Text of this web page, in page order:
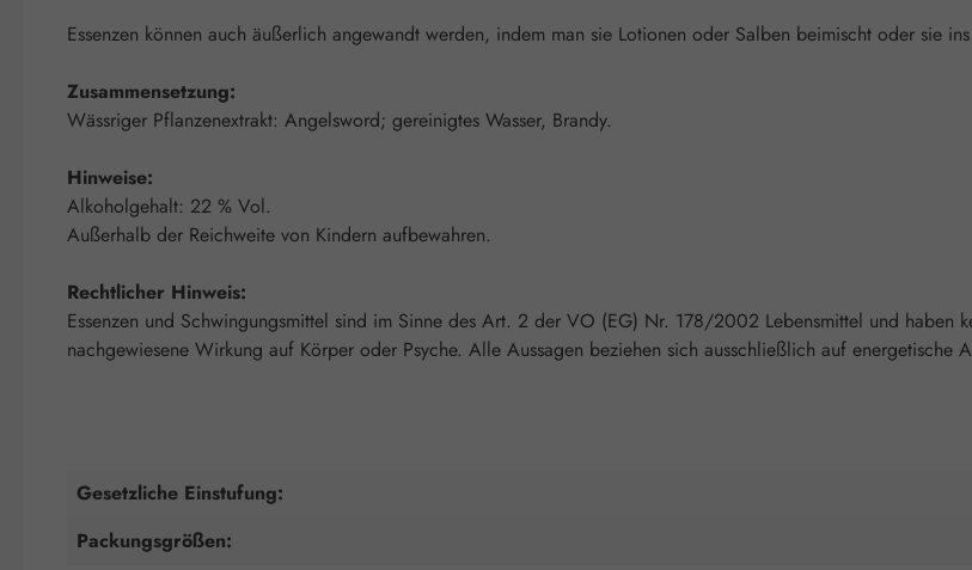
Essenzen können auch äußerlich angewandt werden, indem man sie Lotionen oder Salben beimischt oder sie
Zusammensetzung:
Wässriger Pflanzenextrakt: Angelsword; gereinigtes Wasser, Brandy.
Hinweise:
Alkoholgehalt: 22 % Vol.
Außerhalb der Reichweite von Kindern aufbewahren.
Rechtlicher Hinweis:
Essenzen und Schwingungsmittel sind im Sinne des Art. 2 der VO (EG) Nr. 178/2002 Lebensmittel und haben
nachgewiesene Wirkung auf Körper oder Psyche. Alle Aussagen beziehen sich ausschließlich auf energetische
Gesetzliche Einstufung:
Packungsgrößen: